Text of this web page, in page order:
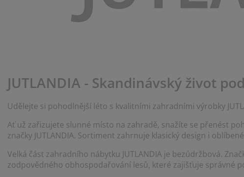
JUTLANDIA - Skandinávský život
Udělejte si pohodlnější léto s kvalitními zahradními výrobky
Ať už zařizujete slunné místo na zahradě, snažíte se přenést
značky JUTLANDIA. Sortiment zahrnuje klasický design i
Velká část zahradního nábytku JUTLANDIA je bezúdržbová.
zodpovědného obhospodařování lesů, které zajišťuje správné